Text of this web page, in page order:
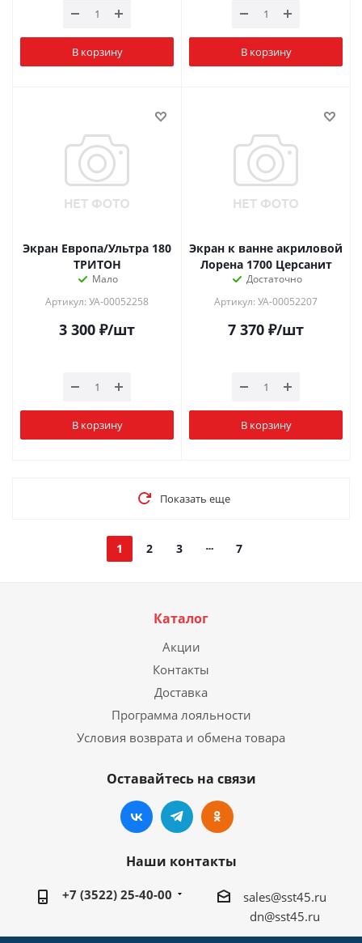
В корзину В корзину
Экран Европа/Ультра 180
ТРИТОН
Мало
Артикул: УА-00052258
3 300 ₽/шт
В корзину
Экран к ванне акриловой
Лорена 1700 Церсанит
Достаточно
Артикул: УА-00052207
7 370 ₽/шт
В корзину
Показать еще
1 2 3 7
Каталог
Акции
Контакты
Доставка
Программа лояльности
Условия возврата и обмена товара
Оставайтесь на связи
Наши контакты
+7 (3522) 25-40-00
sales@sst45.ru
dn@sst45.ru